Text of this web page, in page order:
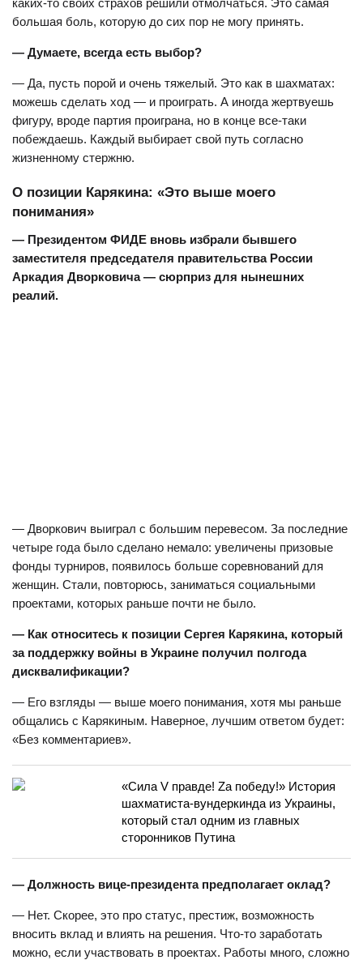
каких-то своих страхов решили отмолчаться. Это самая
большая боль, которую до сих пор не могу принять.
— Думаете, всегда есть выбор?
— Да, пусть порой и очень тяжелый. Это как в шахматах:
можешь сделать ход — и проиграть. А иногда жертвуешь
фигуру, вроде партия проиграна, но в конце все-таки
побеждаешь. Каждый выбирает свой путь согласно
жизненному стержню.
О позиции Карякина: «Это выше моего
понимания»
— Президентом ФИДЕ вновь избрали бывшего
заместителя председателя правительства России
Аркадия Дворковича — сюрприз для нынешних
реалий.
— Дворкович выиграл с большим перевесом. За последние
четыре года было сделано немало: увеличены призовые
фонды турниров, появилось больше соревнований для
женщин. Стали, повторюсь, заниматься социальными
проектами, которых раньше почти не было.
— Как относитесь к позиции Сергея Карякина, который
за поддержку войны в Украине получил полгода
дисквалификации?
— Его взгляды — выше моего понимания, хотя мы раньше
общались с Карякиным. Наверное, лучшим ответом будет:
«Без комментариев».
«Сила V правде! Zа победу!» История
шахматиста-вундеркинда из Украины,
который стал одним из главных
сторонников Путина
— Должность вице-президента предполагает оклад?
— Нет. Скорее, это про статус, престиж, возможность
вносить вклад и влиять на решения. Что-то заработать
можно, если участвовать в проектах. Работы много, сложно